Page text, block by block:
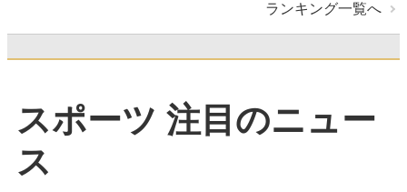
ランキング一覧へ
スポーツ 注目のニュー
ス